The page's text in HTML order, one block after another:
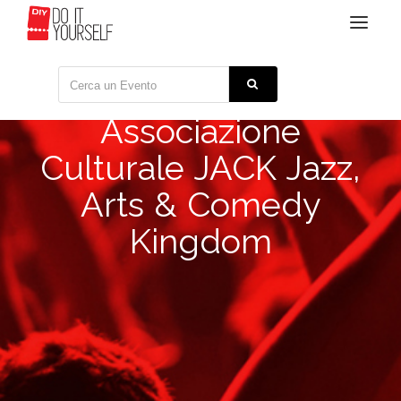
Toggle
Associazione
Culturale JACK Jazz,
Arts & Comedy
Kingdom